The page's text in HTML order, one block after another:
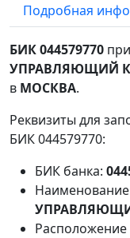
Подробная
БИК 044579770
УПРАВЛЯЮЩИЙ
в МОСКВА.
Реквизиты для
БИК 044579770:
БИК банка:
Наименование
Расположение